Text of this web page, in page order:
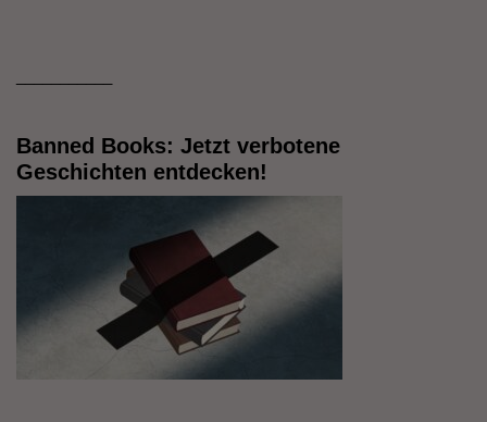
Banned Books: Jetzt verbotene
Geschichten entdecken!